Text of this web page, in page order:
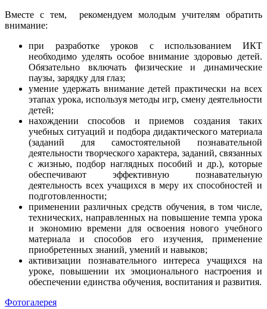
Вместе с тем, рекомендуем молодым учителям обратить
внимание:
при разработке уроков с использованием ИКТ
необходимо уделять особое внимание здоровью детей.
Обязательно включать физические и динамические
паузы, зарядку для глаз;
умение удержать внимание детей практически на всех
этапах урока, используя методы игр, смену деятельности
детей;
нахождении способов и приемов создания таких
учебных ситуаций и подбора дидактического материала
(заданий для самостоятельной познавательной
деятельности творческого характера, заданий, связанных
с жизнью, подбор наглядных пособий и др.), которые
обеспечивают эффективную познавательную
деятельность всех учащихся в меру их способностей и
подготовленности;
применении различных средств обучения, в том числе,
технических, направленных на повышение темпа урока
и экономию времени для освоения нового учебного
материала и способов его изучения, применение
приобретенных знаний, умений и навыков;
активизации познавательного интереса учащихся на
уроке, повышении их эмоционального настроения и
обеспечении единства обучения, воспитания и развития.
Фотогалерея